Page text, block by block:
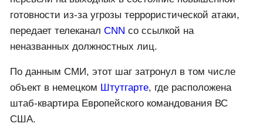
готовности из-за угрозы террористической атаки,
передает телеканал CNN со ссылкой на
неназванных должностных лиц.
По данным СМИ, этот шаг затронул в том числе
объект в немецком Штутгарте, где расположена
штаб-квартира Европейского командования ВС
США.